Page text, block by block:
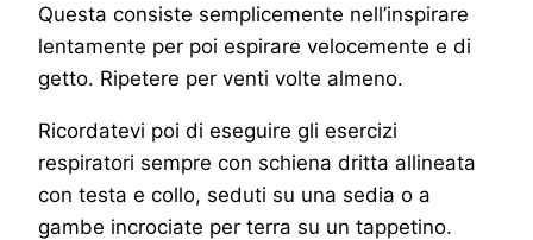
Questa consiste semplicemente nell’inspirare
lentamente per poi espirare velocemente e di
getto. Ripetere per venti volte almeno.
Ricordatevi poi di eseguire gli esercizi
respiratori sempre con schiena dritta allineata
con testa e collo, seduti su una sedia o a
gambe incrociate per terra su un tappetino.